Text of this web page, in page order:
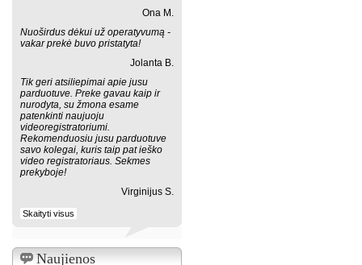
Ona M.
Nuoširdus dėkui už operatyvumą -
vakar prekė buvo pristatyta!
Jolanta B.
Tik geri atsiliepimai apie jusu
parduotuve. Preke gavau kaip ir
nurodyta, su žmona esame
patenkinti naujuoju
videoregistratoriumi.
Rekomenduosiu jusu parduotuve
savo kolegai, kuris taip pat ieško
video registratoriaus. Sekmes
prekyboje!
Virginijus S.
Skaityti visus
Naujienos